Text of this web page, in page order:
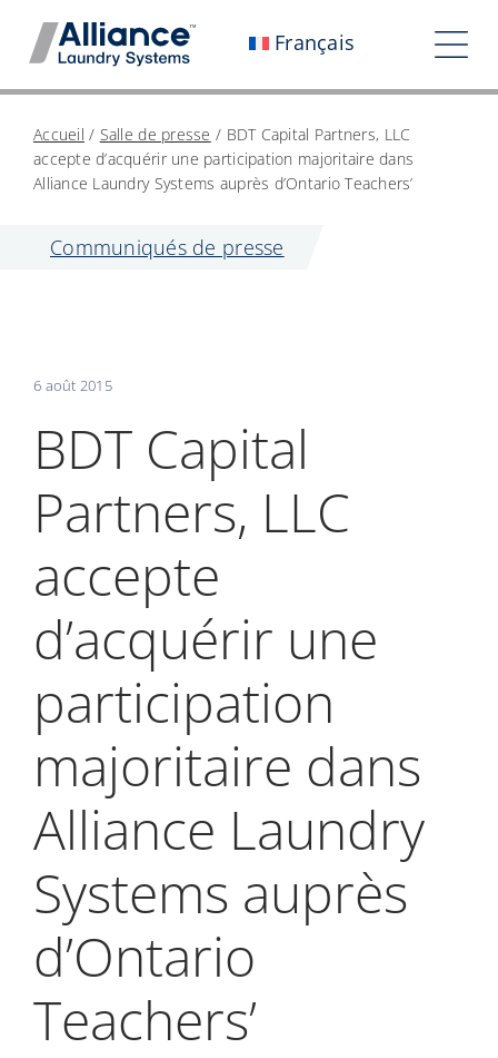
Français
Travaillez avec nous
Contactez-nous
My Alliance
Accueil / Salle de presse / BDT Capital Partners, LLC
accepte d’acquérir une participation majoritaire dans
Alliance Laundry Systems auprès d’Ontario Teachers’
Communiqués de presse
6 août 2015
BDT Capital
Partners, LLC
accepte
d’acquérir une
participation
majoritaire dans
Alliance Laundry
Systems auprès
d’Ontario
Teachers’